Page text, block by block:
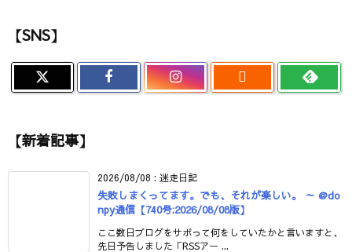
【SNS】

【新着記事】
2026/08/08 : 迷走日記
失敗しまくってます。でも、それが楽しい。 ～ @do
npy通信【740号:2026/08/08版】
ここ数日ブログをサボって何をしていたかと言いますと、
先日予告しました「RSSアー ...